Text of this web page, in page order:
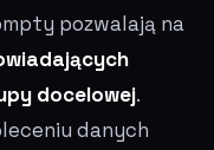
pozwalają na
docelowej.
danych